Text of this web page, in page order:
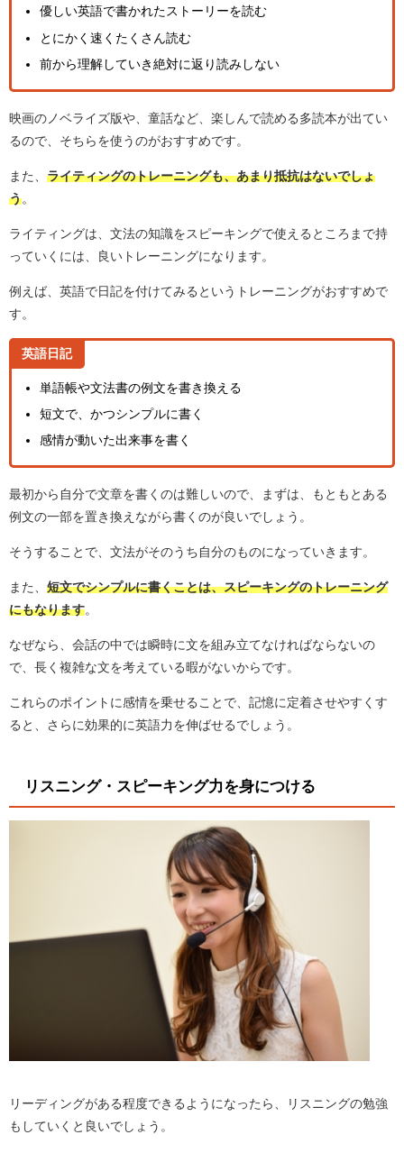
優しい英語で書かれたストーリーを読む
とにかく速くたくさん読む
前から理解していき絶対に返り読みしない
映画のノベライズ版や、童話など、楽しんで読める多読本が出てい
るので、そちらを使うのがおすすめです。
また、 ライティングのトレーニングも、あまり抵抗はないでしょ
う
ライティングは、文法の知識をスピーキングで使えるところまで持
っていくには、良いトレーニングになります。
例えば、英語で日記を付けてみるというトレーニングがおすすめで
す。
英語日記
単語帳や文法書の例文を書き換える
短文で、かつシンプルに書く
感情が動いた出来事を書く
最初から自分で文章を書くのは難しいので、まずは、もともとある
例文の一部を置き換えながら書くのが良いでしょう。
そうすることで、文法がそのうち自分のものになっていきます。
また、 短文でシンプルに書くことは、スピーキングのトレーニング
にもなります。
なぜなら、会話の中では瞬時に文を組み立てなければならないの
で、長く複雑な文を考えている暇がないからです。
これらのポイントに感情を乗せることで、記憶に定着させやすくす
ると、さらに効果的に英語力を伸ばせるでしょう。
リスニング・スピーキング力を身につける
リーディングがある程度できるようになったら、リスニングの勉強
もしていくと良いでしょう。